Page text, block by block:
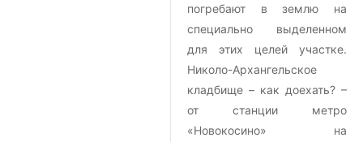
погребают в землю на
специально выделенном
для этих целей участке.
Николо-Архангельское
кладбище – как доехать? –
от станции метро
«Новокосино» на